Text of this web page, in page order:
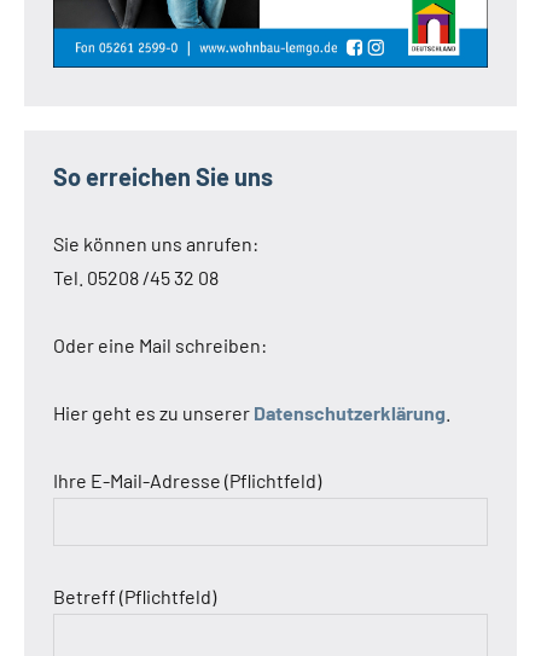
So erreichen Sie uns
Sie können uns anrufen:
Tel. 05208 /45 32 08
Oder eine Mail schreiben:
Hier geht es zu unserer Datenschutzerklärung
Ihre E-Mail-Adresse (Pflichtfeld)
Betreff (Pflichtfeld)